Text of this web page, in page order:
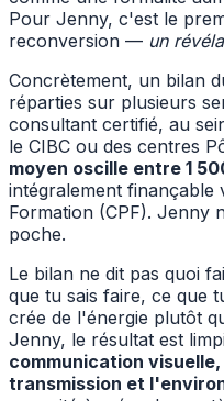
Pour Jenny, c'est le
reconversion — un
Concrètement, un bilan
réparties sur plusieurs
consultant certifié, au
le CIBC ou des centres
moyen oscille entre 1
intégralement finançable
Formation (CPF). Jenny
poche.
Le bilan ne dit pas quoi
que tu sais faire, ce que
crée de l'énergie plutôt
Jenny, le résultat est
communication
transmission et